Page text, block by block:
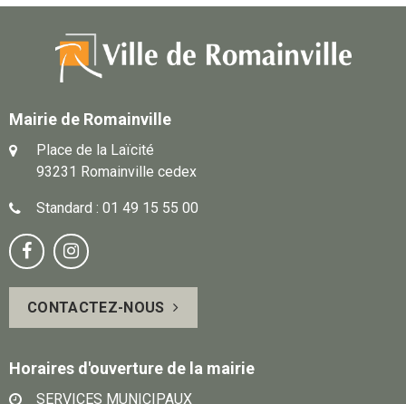
Mairie de Romainville
Place de la Laïcité
93231 Romainville cedex
Standard : 01 49 15 55 00
Notre
page
Facebook
Suivez-
vous
sur
CONTACTEZ-NOUS
Horaires d'ouverture de la mairie
SERVICES MUNICIPAUX